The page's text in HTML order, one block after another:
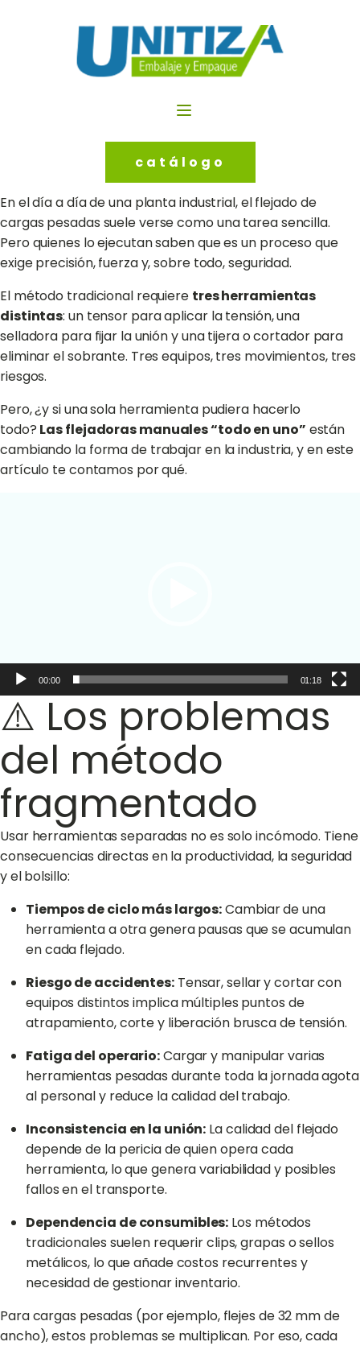
catálogo
En el día a día de una planta industrial, el flejado de
cargas pesadas suele verse como una tarea sencilla.
Pero quienes lo ejecutan saben que es un proceso que
exige precisión, fuerza y, sobre todo, seguridad.
El método tradicional requiere tres herramientas
distintas: un tensor para aplicar la tensión, una
selladora para fijar la unión y una tijera o cortador para
eliminar el sobrante. Tres equipos, tres movimientos, tres
riesgos.
Pero, ¿y si una sola herramienta pudiera hacerlo
todo? Las flejadoras manuales “todo en uno” están
cambiando la forma de trabajar en la industria, y en este
artículo te contamos por qué.
00:00 01:18
⚠️ Los problemas
del método
fragmentado
Usar herramientas separadas no es solo incómodo. Tiene
consecuencias directas en la productividad, la seguridad
y el bolsillo:
Tiempos de ciclo más largos:Cambiar de una
herramienta a otra genera pausas que se acumulan
en cada flejado.
Riesgo de accidentes:Tensar, sellar y cortar con
equipos distintos implica múltiples puntos de
atrapamiento, corte y liberación brusca de tensión.
Fatiga del operario:Cargar y manipular varias
herramientas pesadas durante toda la jornada agota
al personal y reduce la calidad del trabajo.
Inconsistencia en la unión: La calidad del flejado
depende de la pericia de quien opera cada
herramienta, lo que genera variabilidad y posibles
fallos en el transporte.
Dependencia de consumibles: Los métodos
tradicionales suelen requerir clips, grapas o sellos
metálicos, lo que añade costos recurrentes y
necesidad de gestionar inventario.
Para cargas pesadas (por ejemplo, flejes de 32 mm de
ancho), estos problemas se multiplican. Por eso, cada